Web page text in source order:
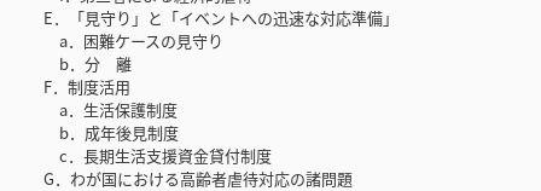
E．「見守り」と「イベントへの迅速な対応準備」
a．困難ケースの見守り
b．分 離
F．制度活用
a．生活保護制度
b．成年後見制度
c．長期生活支援資金貸付制度
G．わが国における高齢者虐待対応の諸問題